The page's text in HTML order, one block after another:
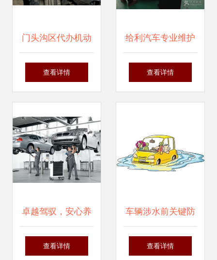
门头沟区代办机动
车维修三类经营许
查看详情
给利汽车专业维护
连锁旗舰店 您的全
查看详情
卓越驾驭，安心养
护——全面解析宝
查看详情
车辆涉水前关键防
护措施与新车保养
查看详情